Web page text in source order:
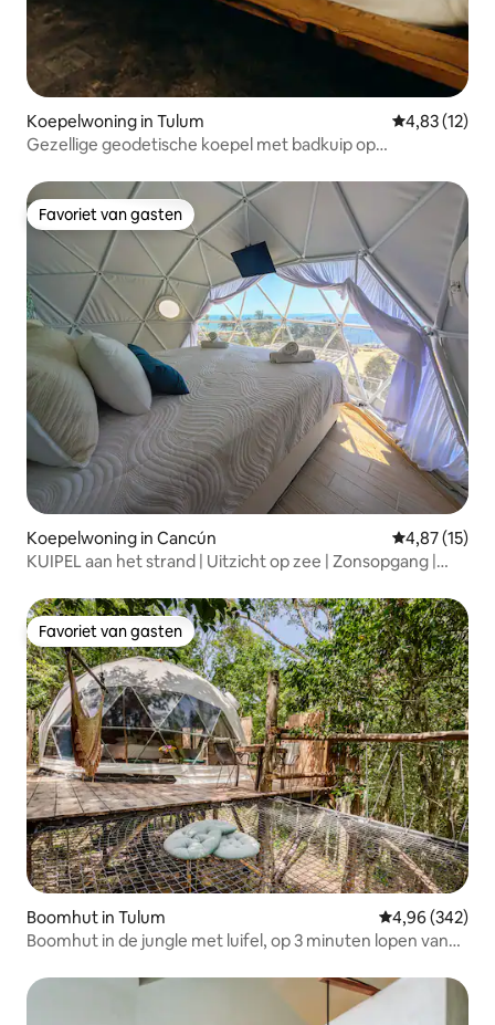
Koepelwoning in Tulum Gemiddelde
4,83 (12)
Gezellige geodetische koepel met badkuip op
Favoriet van gasten
Favoriet van gasten
Koepelwoning in Cancún Gemiddelde
4,87 (15)
KUIPEL aan het strand | Uitzicht op zee | Zonsopgang |
Favoriet van gasten
Favoriet van gasten
Boomhut in Tulum Gemiddelde
4,96 (342)
Boomhut in de jungle met luifel, op 3 minuten lopen van